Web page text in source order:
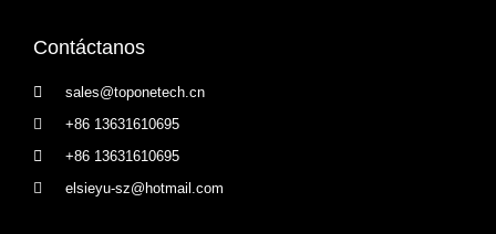
Contáctanos
sales@toponetech.cn
+86 13631610695
+86 13631610695
elsieyu-sz@hotmail.com